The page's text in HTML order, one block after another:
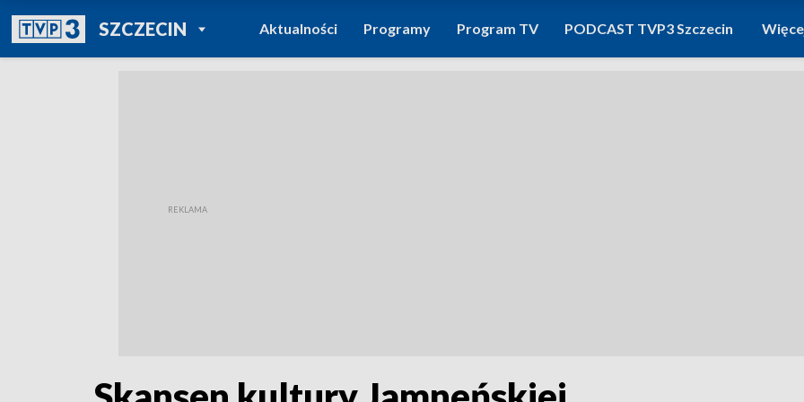
SZCZECINPOWRÓT DO
TVP REGIONY
Aktualności Programy Program TV PODCAST TVP3 Szczecin